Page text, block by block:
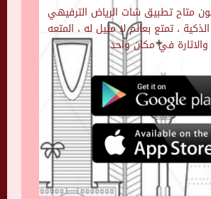
متاح تطبيق شات الرياض الترفيهي
، تمتع بعالم لا مثيل له ، المتعه
والاثارة في مكان واحد